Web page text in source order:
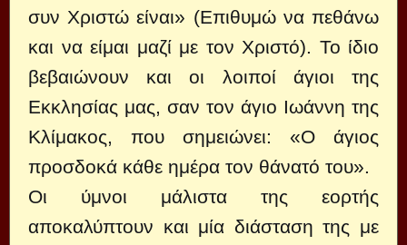
συν Χριστώ είναι» (Επιθυμώ να πεθάνω
και να είμαι μαζί με τον Χριστό). Το ίδιο
βεβαιώνουν και οι λοιποί άγιοι της
Εκκλησίας μας, σαν τον άγιο Ιωάννη της
Κλίμακος, που σημειώνει: «Ο άγιος
προσδοκά κάθε ημέρα τον θάνατό του».
Οι ύμνοι μάλιστα της εορτής
αποκαλύπτουν και μία διάσταση της με